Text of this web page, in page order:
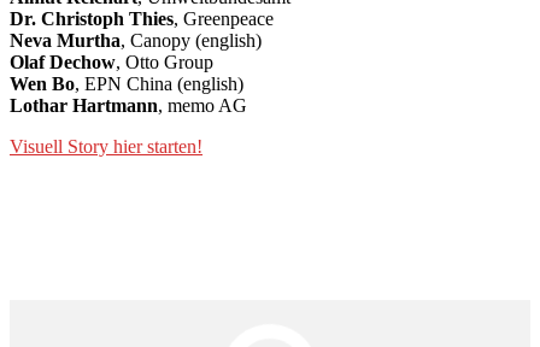
Dr. Christoph Thies, Greenpeace
Neva Murtha, Canopy (english)
Olaf Dechow, Otto Group
Wen Bo, EPN China (english)
Lothar Hartmann, memo AG
Visuell Story hier starten!